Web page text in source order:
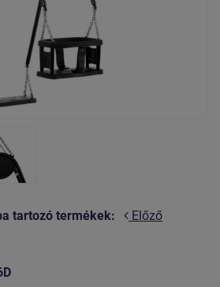
tartozó termékek: Előző